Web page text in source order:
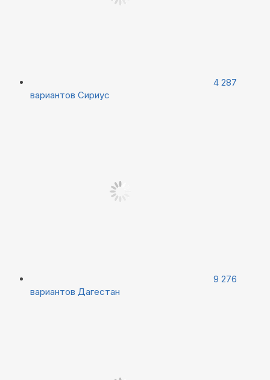
4 287
вариантов Сириус
9 276
вариантов Дагестан